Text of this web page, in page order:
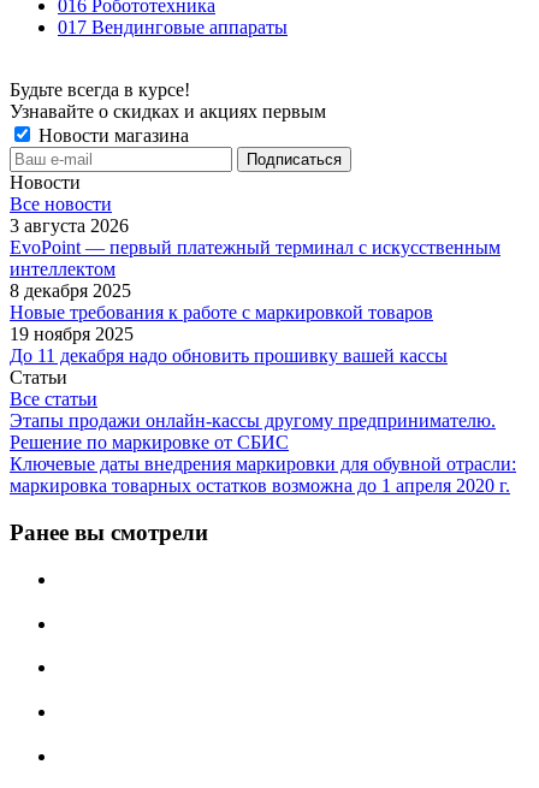
016 Робототехника
017 Вендинговые аппараты
Будьте всегда в курсе!
Узнавайте о скидках и акциях первым
Новости магазина
Новости
Все новости
3 августа 2026
EvoPoint — первый платежный терминал с искусственным
интеллектом
8 декабря 2025
Новые требования к работе с маркировкой товаров
19 ноября 2025
До 11 декабря надо обновить прошивку вашей кассы
Статьи
Все статьи
Этапы продажи онлайн-кассы другому предпринимателю.
Решение по маркировке от СБИС
Ключевые даты внедрения маркировки для обувной отрасли:
маркировка товарных остатков возможна до 1 апреля 2020 г.
Ранее вы смотрели